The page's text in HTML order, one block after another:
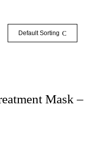
Default Sorting
Mask –